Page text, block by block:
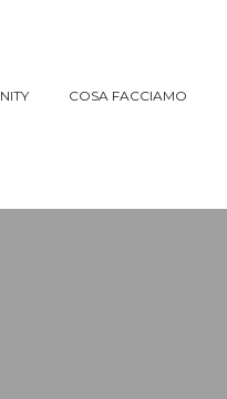
COSA FACCIAMO